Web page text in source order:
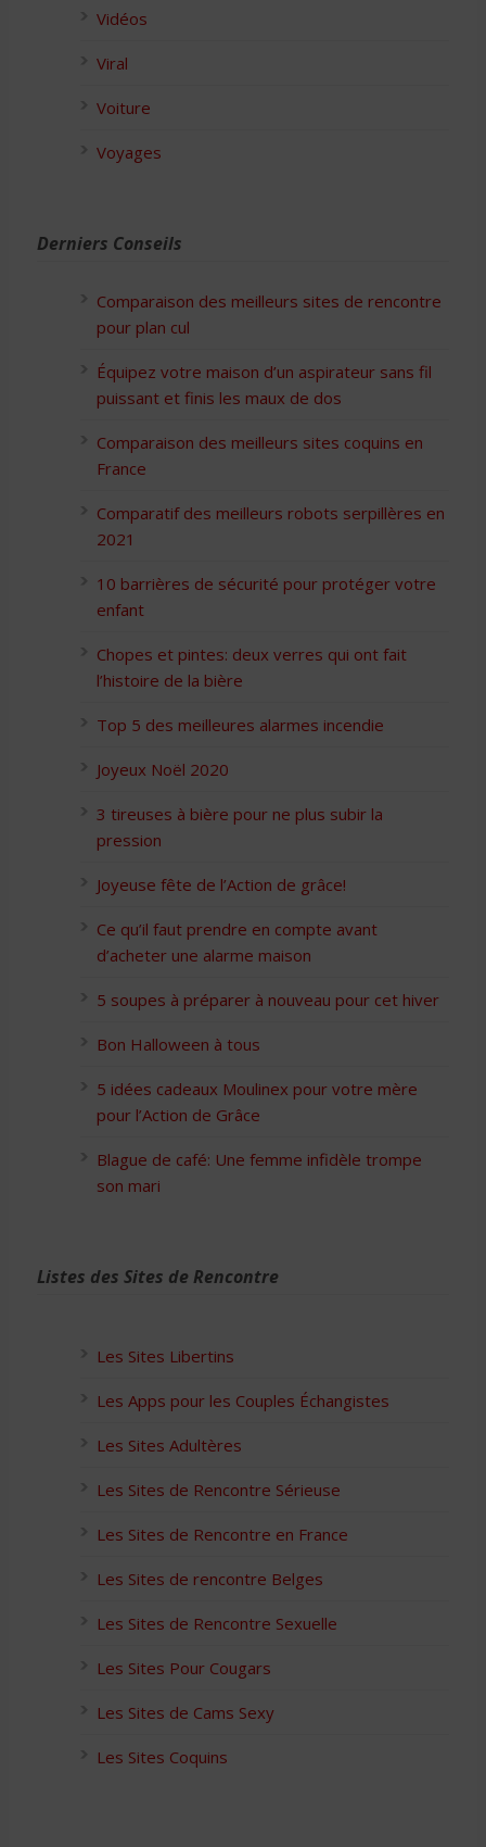
Vidéos
Viral
Voiture
Voyages
Derniers Conseils
Comparaison des meilleurs sites de rencontre
pour plan cul
Équipez votre maison d’un aspirateur sans fil
puissant et finis les maux de dos
Comparaison des meilleurs sites coquins en
France
Comparatif des meilleurs robots serpillères en
2021
10 barrières de sécurité pour protéger votre
enfant
Chopes et pintes: deux verres qui ont fait
l’histoire de la bière
Top 5 des meilleures alarmes incendie
Joyeux Noël 2020
3 tireuses à bière pour ne plus subir la
pression
Joyeuse fête de l’Action de grâce!
Ce qu’il faut prendre en compte avant
d’acheter une alarme maison
5 soupes à préparer à nouveau pour cet hiver
Bon Halloween à tous
5 idées cadeaux Moulinex pour votre mère
pour l’Action de Grâce
Blague de café: Une femme infidèle trompe
son mari
Listes des Sites de Rencontre
Les Sites Libertins
Les Apps pour les Couples Échangistes
Les Sites Adultères
Les Sites de Rencontre Sérieuse
Les Sites de Rencontre en France
Les Sites de rencontre Belges
Les Sites de Rencontre Sexuelle
Les Sites Pour Cougars
Les Sites de Cams Sexy
Les Sites Coquins